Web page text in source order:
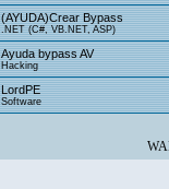
(AYUDA)Crear Bypass
.NET (C#, VB.NET, ASP)
Ayuda bypass AV
Hacking
LordPE
Software